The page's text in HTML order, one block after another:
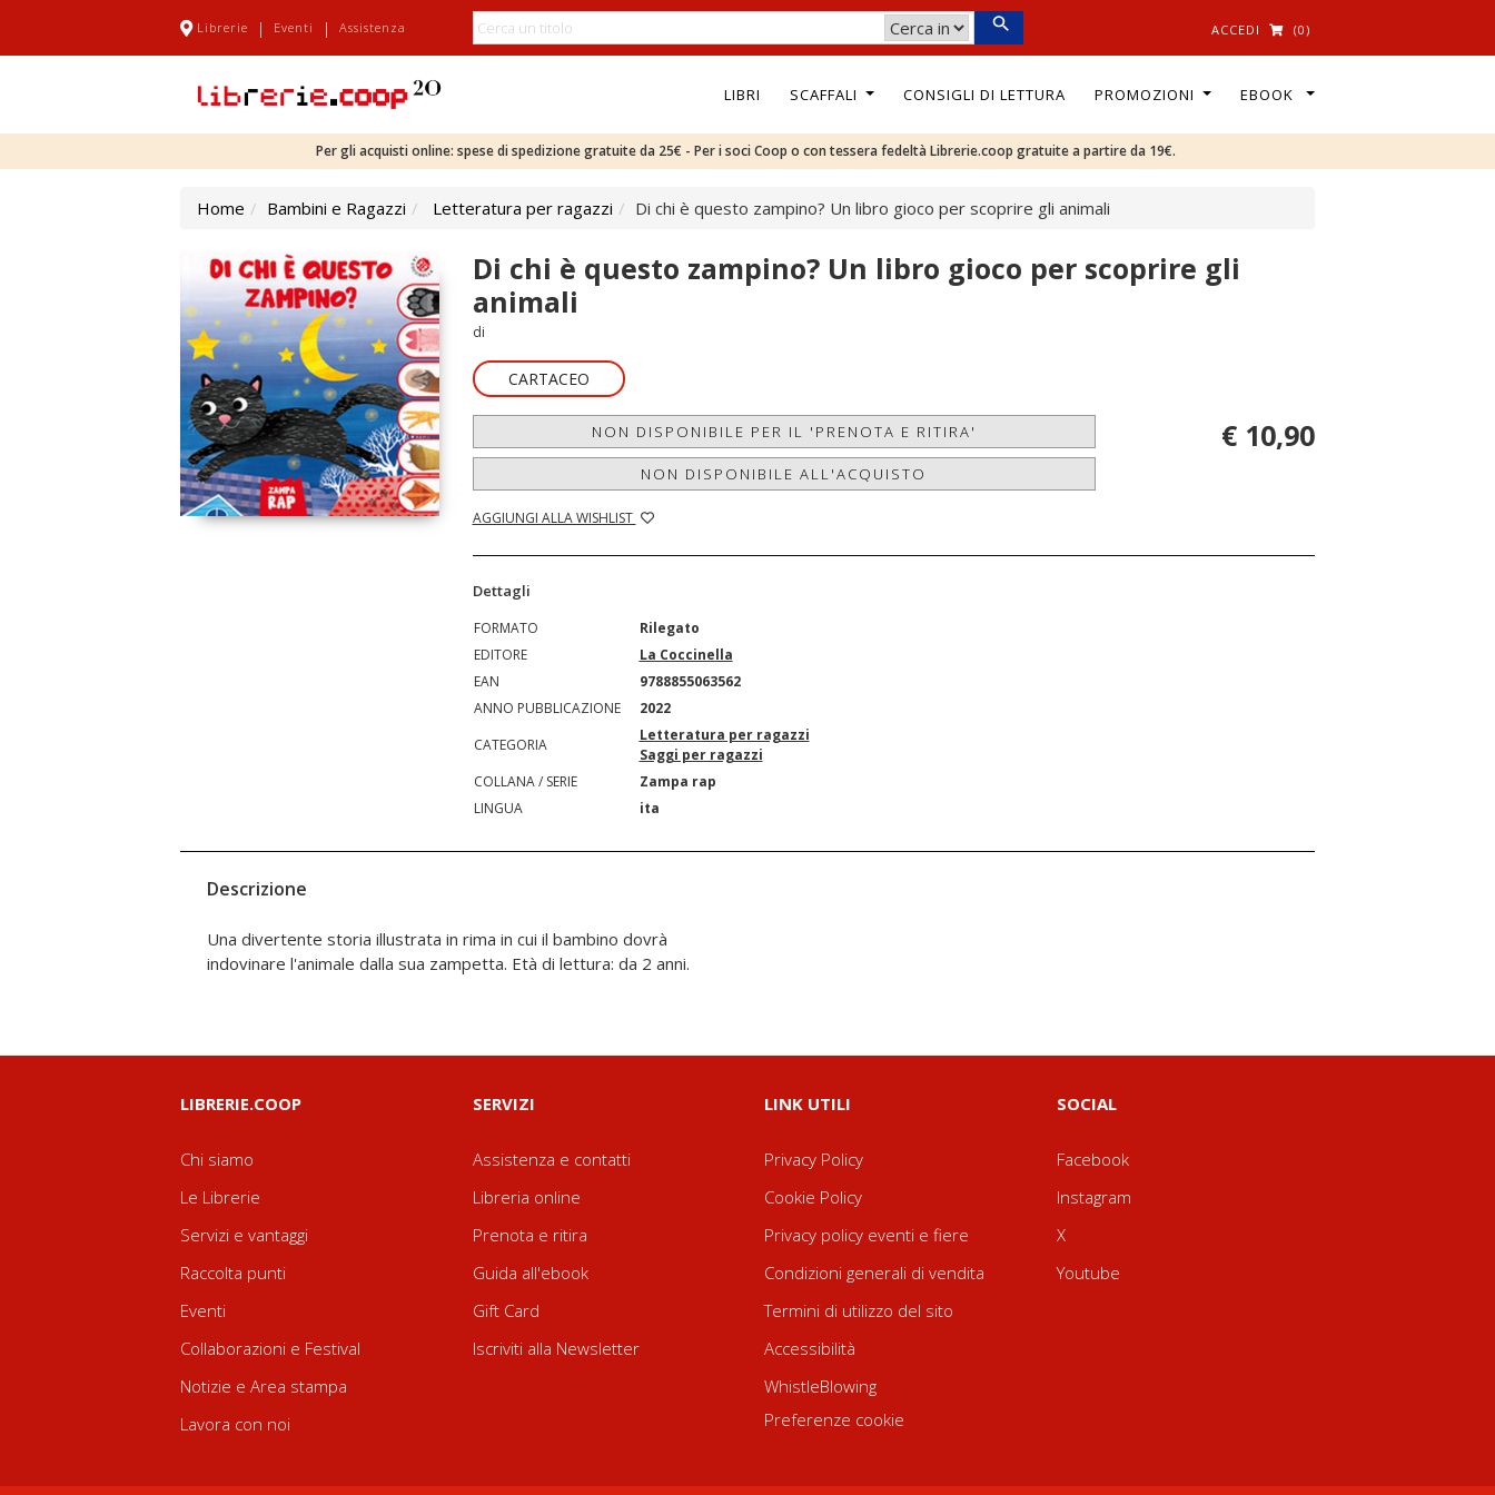
Librerie | Eventi | Assistenza ACCEDI (0)
LIBRI SCAFFALI CONSIGLI DI LETTURA PROMOZIONI EBOOK
Per gli acquisti online: spese di spedizione gratuite da 25€ - Per i soci Coop o con tessera fedeltà Librerie.coop gratuite a partire da 19€.
Home Bambini e Ragazzi Letteratura per ragazzi Di chi è questo zampino? Un libro gioco per scoprire gli animali
Di chi è questo zampino? Un libro gioco per scoprire gli
animali
di
CARTACEO
NON DISPONIBILE PER IL 'PRENOTA E RITIRA'
NON DISPONIBILE ALL'ACQUISTO
AGGIUNGI ALLA WISHLIST
€ 10,90
Dettagli
FORMATO
Rilegato
EDITORE
La Coccinella
EAN
9788855063562
ANNO PUBBLICAZIONE
2022
CATEGORIA
Letteratura per ragazzi
Saggi per ragazzi
COLLANA / SERIE
Zampa rap
LINGUA
ita
Descrizione
Una divertente storia illustrata in rima in cui il bambino dovrà
indovinare l'animale dalla sua zampetta. Età di lettura: da 2 anni.
LIBRERIE.COOP
Chi siamo
Le Librerie
Servizi e vantaggi
Raccolta punti
Eventi
Collaborazioni e Festival
Notizie e Area stampa
Lavora con noi
SERVIZI
Assistenza e contatti
Libreria online
Prenota e ritira
Guida all'ebook
Gift Card
Iscriviti alla Newsletter
LINK UTILI
Privacy Policy
Cookie Policy
Privacy policy eventi e fiere
Condizioni generali di vendita
Termini di utilizzo del sito
Accessibilità
WhistleBlowing
Preferenze cookie
SOCIAL
Facebook
Instagram
X
Youtube